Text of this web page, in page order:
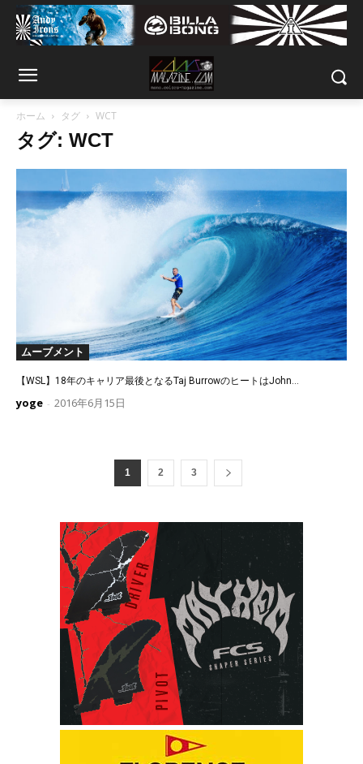
ホーム タグ WCT
タグ: WCT
ムーブメント
【WSL】18年のキャリア最後となるTaj BurrowのヒートはJohn...
yoge - 2016年6月15日
1 2 3